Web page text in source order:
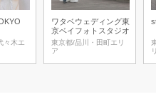
々木エ
ワタベウェディング東
京ベイフォトスタジオ
東京都/品川・田町エリ
ア